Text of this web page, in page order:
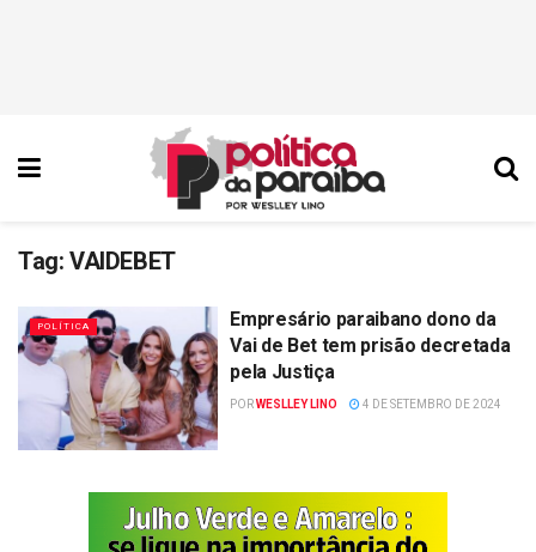
Tag: VAIDEBET
POLÍTICA
Empresário paraibano dono da
Vai de Bet tem prisão decretada
pela Justiça
PORWESLLEY LINO 4 DE SETEMBRO DE 2024